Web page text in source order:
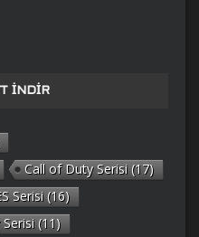
İNDIR
Call of Duty Serisi (17)
Serisi (16)
Serisi (11)